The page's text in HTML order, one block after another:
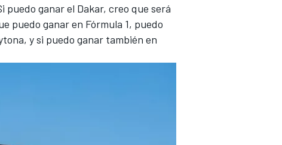
puedo ganar el Dakar, creo que será
puedo ganar en Fórmula 1, puedo
y si puedo ganar también en